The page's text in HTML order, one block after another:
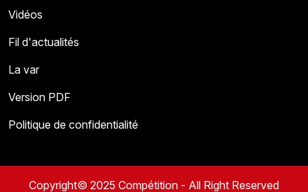
Vidéos
Fil d'actualités
La var
Version PDF
Politique de confidentialité
Copyright© 2025 Compétition - All Right Reserved